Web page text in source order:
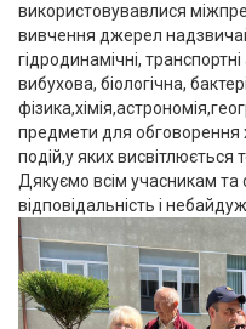
використовувавлися
вивчення джерел
гідродинамічні,
вибухова, біологічна,
предмети для обговорення
подій,у яких висвітлюється
Дякуємо всім учасникам та
відповідальність і